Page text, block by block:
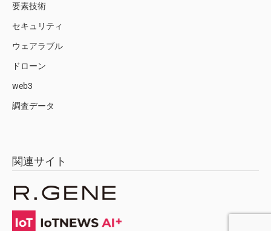
要素技術
セキュリティ
ウェアラブル
ドローン
web3
調査データ
関連サイト